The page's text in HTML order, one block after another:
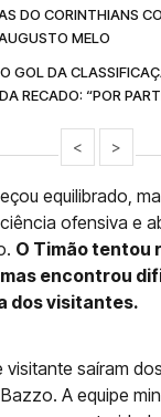
DO CORINTHIANS
MELO
GOL DA
RECADO: “POR
< >
equilibrado,
ofensiva e
O Timão tentou
encontrou
dos visitantes.
saíram
A equipe